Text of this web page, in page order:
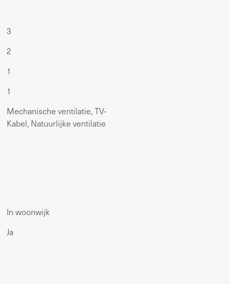
3
2
1
1
Mechanische ventilatie, TV-
Kabel, Natuurlijke ventilatie
In woonwijk
Ja